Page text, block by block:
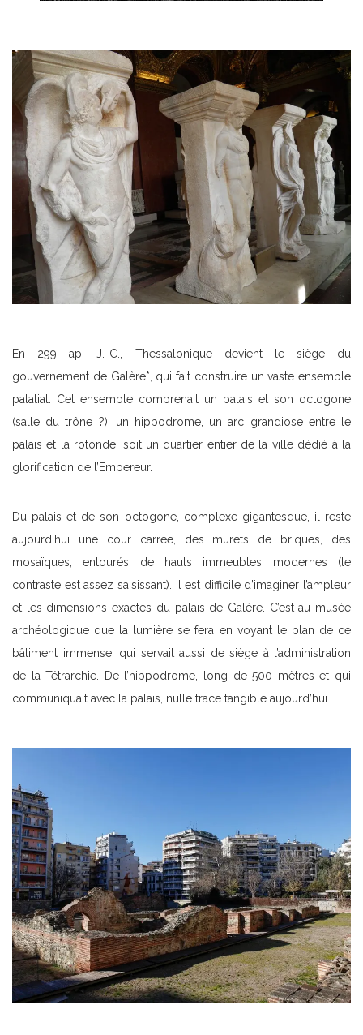
En 299 ap. J.-C., Thessalonique devient le siège du
gouvernement de Galère*, qui fait construire un vaste ensemble
palatial. Cet ensemble comprenait un palais et son octogone
(salle du trône ?), un hippodrome, un arc grandiose entre le
palais et la rotonde, soit un quartier entier de la ville dédié à la
glorification de l’Empereur.
Du palais et de son octogone, complexe gigantesque, il reste
aujourd’hui une cour carrée, des murets de briques, des
mosaïques, entourés de hauts immeubles modernes (le
contraste est assez saisissant). Il est difficile d’imaginer l’ampleur
et les dimensions exactes du palais de Galère. C’est au musée
archéologique que la lumière se fera en voyant le plan de ce
bâtiment immense, qui servait aussi de siège à l’administration
de la Tétrarchie. De l’hippodrome, long de 500 mètres et qui
communiquait avec la palais, nulle trace tangible aujourd’hui.